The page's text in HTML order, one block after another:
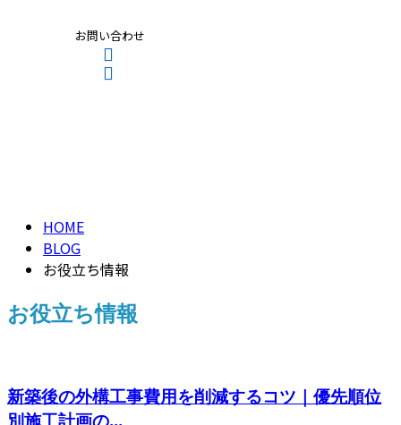
お問い合わせ
HOME
BLOG
お役立ち情報
お役立ち情報
新築後の外構工事費用を削減するコツ｜優先順位
別施工計画の...